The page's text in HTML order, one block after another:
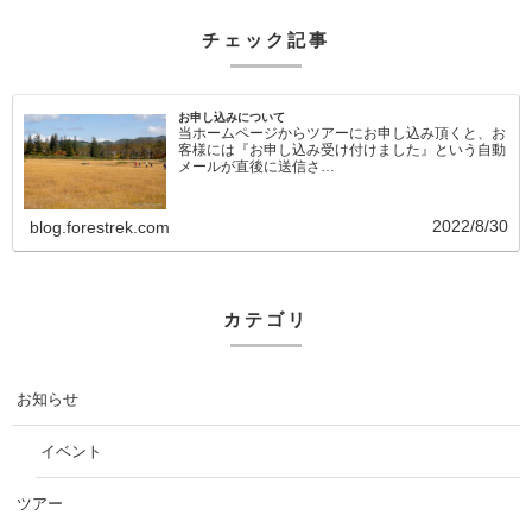
チェック記事
お申し込みについて
当ホームページからツアーにお申し込み頂くと、お
客様には『お申し込み受け付けました』という自動
メールが直後に送信さ…
blog.forestrek.com 2022/8/30
カテゴリ
お知らせ
イベント
ツアー